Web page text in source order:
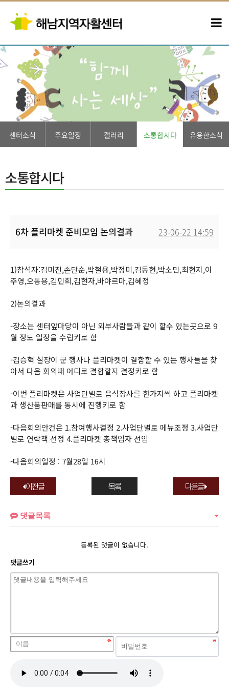
센터소식 주요일정 갤러리 소통합시다 유용한소식
소통합시다
6차 플리마켓 준비모임 논의결과 23-06-22 14:59
본문
1)참석자:김미진,손단순,박철용,박정미,김동현,박소민,최현지,이
주영,오동용,김민희,김현자,바야르마,김혜정
2)논의결과
-장소는 센터앞마당이 아닌 외부사람들과 같이 할수 있는곳으로 9
월 정도 일정을 수립키로 함
-김승혁 실장이 군 행사나 플리마켓이 결합할 수 있는 행사들을 찾
아서 다음 회의때 어디로 결합할지 결정키로 함
-이번 플리마켓은 사업단별로 음식장사를 한가지씩 하고 플리마켓
과 생산품판매를 동시에 진행키로 함
-다음회의안건은 1.참여행사결정 2.사업단별로 메뉴조정 3.사업단
별로 연락책 선정 4.플리마켓 총책임자 선임
-다음회의일정 : 7월28일 16시
이전글 다음글
목록
댓글목록
등록된 댓글이 없습니다.
댓글쓰기